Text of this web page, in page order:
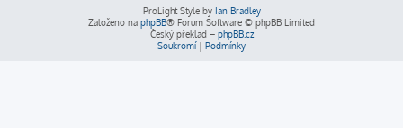
ProLight Style by Ian Bradley
Založeno na phpBB® Forum Software © phpBB Limited
Český překlad – phpBB.cz
Soukromí| Podmínky